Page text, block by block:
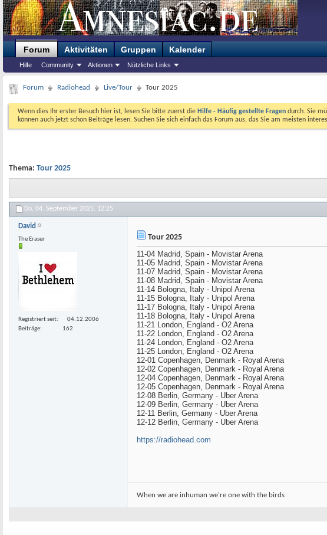
Forum
Hilfe Community Aktionen Nützliche Links
Aktivitäten Gruppen Kalender
Forum Radiohead Live/Tour Tour 2025
Wenn dies Ihr erster Besuch hier ist, lesen Sie bitte zuerst die Hilfe - Häufig gestellte Fragen durch. Sie
können auch jetzt schon Beiträge lesen. Suchen Sie sich einfach das Forum aus, das Sie am meisten
Thema: Tour 2025
Do, 04. September 2025, 12:25
David
The Eraser
Registriert seit
04.12.2006
Beiträge
162
Tour 2025
11-04 Madrid, Spain - Movistar Arena
11-05 Madrid, Spain - Movistar Arena
11-07 Madrid, Spain - Movistar Arena
11-08 Madrid, Spain - Movistar Arena
11-14 Bologna, Italy - Unipol Arena
11-15 Bologna, Italy - Unipol Arena
11-17 Bologna, Italy - Unipol Arena
11-18 Bologna, Italy - Unipol Arena
11-21 London, England - O2 Arena
11-22 London, England - O2 Arena
11-24 London, England - O2 Arena
11-25 London, England - O2 Arena
12-01 Copenhagen, Denmark - Royal Arena
12-02 Copenhagen, Denmark - Royal Arena
12-04 Copenhagen, Denmark - Royal Arena
12-05 Copenhagen, Denmark - Royal Arena
12-08 Berlin, Germany - Uber Arena
12-09 Berlin, Germany - Uber Arena
12-11 Berlin, Germany - Uber Arena
12-12 Berlin, Germany - Uber Arena
https://radiohead.com
When we are inhuman we're one with the birds